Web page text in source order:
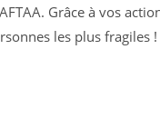
Grâce à vos
les plus fragiles !